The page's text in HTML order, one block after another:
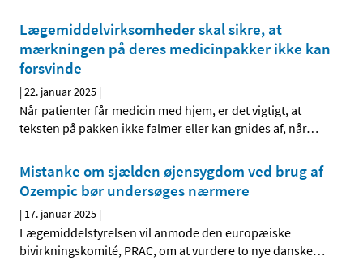
Lægemiddelvirksomheder skal sikre, at
mærkningen på deres medicinpakker ikke kan
forsvinde
|22. januar 2025 |
Når patienter får medicin med hjem, er det vigtigt, at
teksten på pakken ikke falmer eller kan gnides af, når…
Mistanke om sjælden øjensygdom ved brug af
Ozempic bør undersøges nærmere
| 17. januar 2025 |
Lægemiddelstyrelsen vil anmode den europæiske
bivirkningskomité, PRAC, om at vurdere to nye danske…